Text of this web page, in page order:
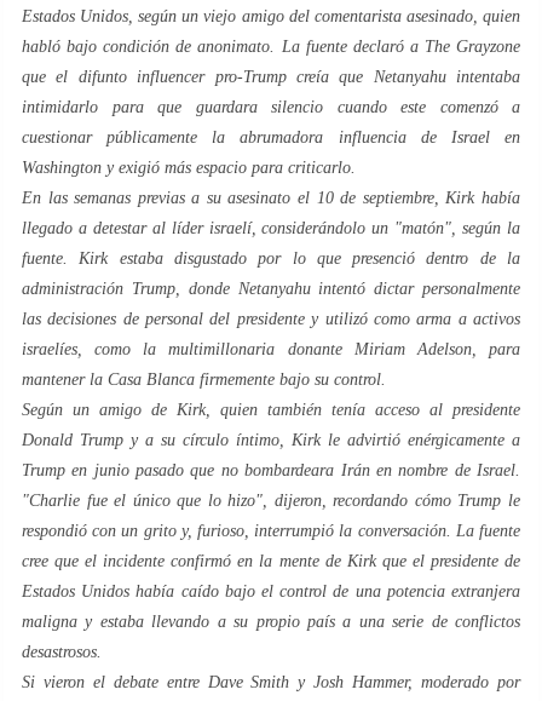
Estados Unidos, según un viejo amigo del comentarista asesinado, quien
habló bajo condición de anonimato. La fuente declaró a The Grayzone
que el difunto influencer pro-Trump creía que Netanyahu intentaba
intimidarlo para que guardara silencio cuando este comenzó a
cuestionar públicamente la abrumadora influencia de Israel en
Washington y exigió más espacio para criticarlo.
En las semanas previas a su asesinato el 10 de septiembre, Kirk había
llegado a detestar al líder israelí, considerándolo un "matón", según la
fuente. Kirk estaba disgustado por lo que presenció dentro de la
administración Trump, donde Netanyahu intentó dictar personalmente
las decisiones de personal del presidente y utilizó como arma a activos
israelíes, como la multimillonaria donante Miriam Adelson, para
mantener la Casa Blanca firmemente bajo su control.
Según un amigo de Kirk, quien también tenía acceso al presidente
Donald Trump y a su círculo íntimo, Kirk le advirtió enérgicamente a
Trump en junio pasado que no bombardeara Irán en nombre de Israel.
"Charlie fue el único que lo hizo", dijeron, recordando cómo Trump le
respondió con un grito y, furioso, interrumpió la conversación. La fuente
cree que el incidente confirmó en la mente de Kirk que el presidente de
Estados Unidos había caído bajo el control de una potencia extranjera
maligna y estaba llevando a su propio país a una serie de conflictos
desastrosos.
Si vieron el debate entre Dave Smith y Josh Hammer, moderado por